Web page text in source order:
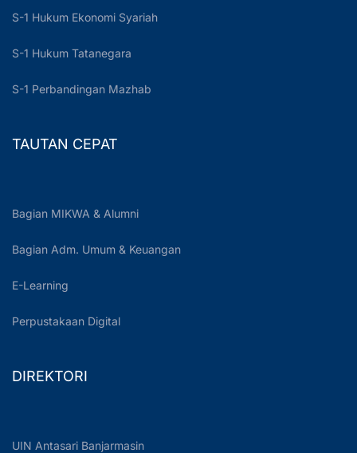
S-1 Hukum Ekonomi Syariah
S-1 Hukum Tatanegara
S-1 Perbandingan Mazhab
TAUTAN CEPAT
Bagian MIKWA & Alumni
Bagian Adm. Umum & Keuangan
E-Learning
Perpustakaan Digital
DIREKTORI
UIN Antasari Banjarmasin